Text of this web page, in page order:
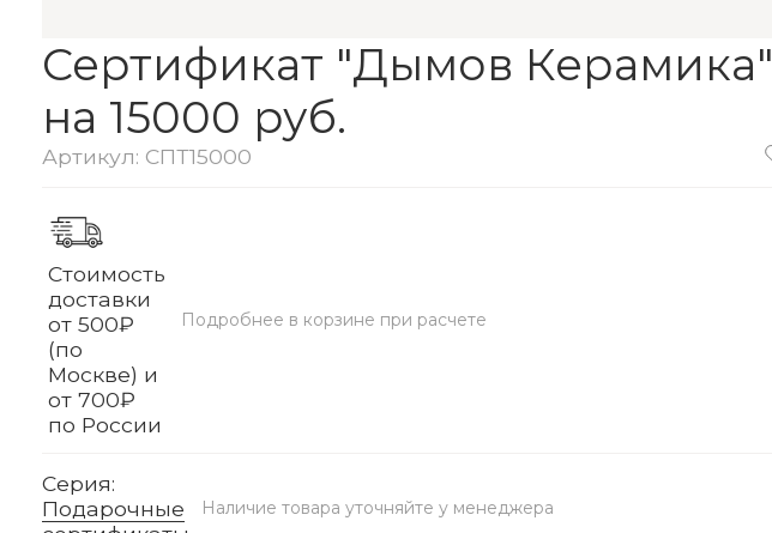
Сертификат "Дымов Керамика"
на 15000 руб.
Артикул: СПТ15000
Стоимость
доставки
от 500₽
(по
Москве) и
от 700₽
по России
Подробнее в корзине при расчете
Серия:
Подарочные
Наличие товара уточняйте у менеджера